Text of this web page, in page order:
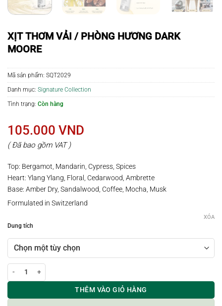
XỊT THƠM VẢI / PHÒNG HƯƠNG DARK
MOORE
Mã sản phẩm: SQT2029
Danh mục: Signature Collection
Tình trạng: Còn hàng
105.000 VND
( Đã bao gồm VAT )
Top: Bergamot, Mandarin, Cypress, Spices
Heart: Ylang Ylang, Floral, Cedarwood, Ambrette
Base: Amber Dry, Sandalwood, Coffee, Mocha, Musk
Formulated in Switzerland
Dung tích
XÓA
Xịt thơm vải / phòng hương DARK MOORE số lượng
THÊM VÀO GIỎ HÀNG